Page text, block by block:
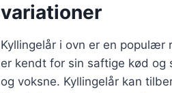
variationer
Kyllingelår i ovn er en populær
er kendt for sin saftige kød
og voksne. Kyllingelår kan